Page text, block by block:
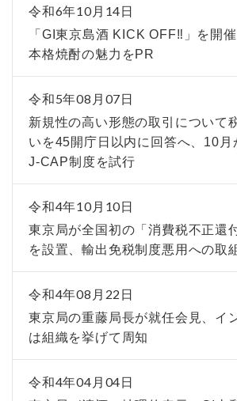
令和6年10月14日
「GI東京島酒 KICK OFF‼」を開
本格焼酎の魅力をPR
令和5年08月07日
新規性の高い形態の取引について
いを45開庁日以内に回答へ、10月
J-CAP制度を試行
令和4年10月10日
東京局が全国初の「消費税不正還
を設置、輸出免税制度悪用への取
令和4年08月22日
東京局の重藤局長が就任会見、イ
は組織を挙げて周知
令和4年04月04日